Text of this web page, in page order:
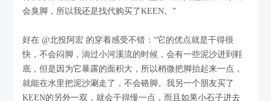
会臭脚，所以我还是找代购买了KEEN。”
好在 @北投阿宏 的穿着感受不错：“它的优点就是干得很
快，不会闷脚，淌过小河溪流的时候，会有一些泥沙进到鞋
底，但是因为它暴露的面积大，所以稍微把脚抬起来一点，
就能在水里把泥沙涮走了，不会硌脚。我另一个朋友买了
KEEN的另外一双，就会干得慢一点，而且如果小石子进去